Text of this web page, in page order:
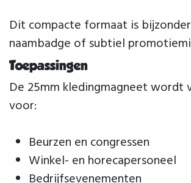
Dit compacte formaat is
naambadge of subtiel
Toepassingen
De 25mm kledingmagneet wordt
voor:
Beurzen en congressen
Winkel- en horecapersoneel